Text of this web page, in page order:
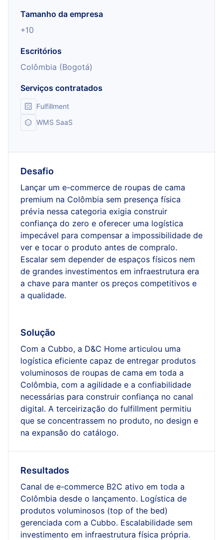
Tamanho da empresa
+10
Escritórios
Colômbia (Bogotá)
Serviços contratados
Fulfillment
WMS SaaS
Desafio
Lançar um e-commerce de roupas de cama
premium na Colômbia sem presença física
prévia nessa categoria exigia construir
confiança do zero e oferecer uma logística
impecável para compensar a impossibilidade de
ver e tocar o produto antes de compralo.
Escalar sem depender de espaços físicos nem
de grandes investimentos em infraestrutura era
a chave para manter os preços competitivos e
a qualidade.
Solução
Com a Cubbo, a D&C Home articulou uma
logística eficiente capaz de entregar produtos
voluminosos de roupas de cama em toda a
Colômbia, com a agilidade e a confiabilidade
necessárias para construir confiança no canal
digital. A terceirização do fulfillment permitiu
que se concentrassem no produto, no design e
na expansão do catálogo.
Resultados
Canal de e-commerce B2C ativo em toda a
Colômbia desde o lançamento. Logística de
produtos voluminosos (top of the bed)
gerenciada com a Cubbo. Escalabilidade sem
investimento em infraestrutura física própria.